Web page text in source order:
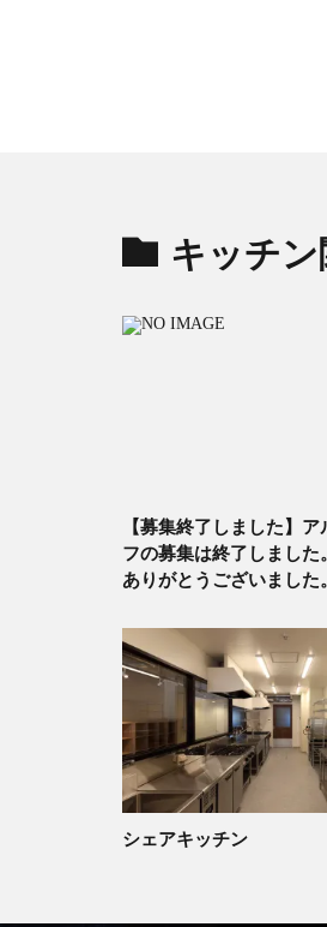
キッチン
【募集終了しました】
フの募集は終了しました
ありがとうございました。
シェアキッチン